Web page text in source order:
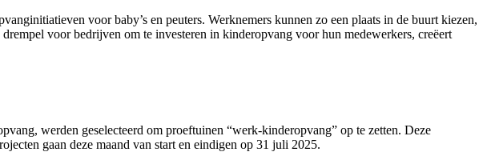
voor baby’s en peuters. Werknemers kunnen zo een plaats in de buurt kiezen,
voor bedrijven om te investeren in kinderopvang voor hun medewerkers, creëert
werden geselecteerd om proeftuinen “werk-kinderopvang” op te zetten. Deze
gaan deze maand van start en eindigen op 31 juli 2025.